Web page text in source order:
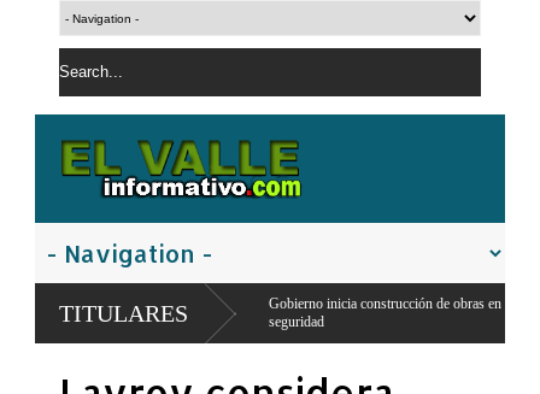
TITULARESGobierno inicia construcción de obras en la frontera norte para fortalecer
seguridad